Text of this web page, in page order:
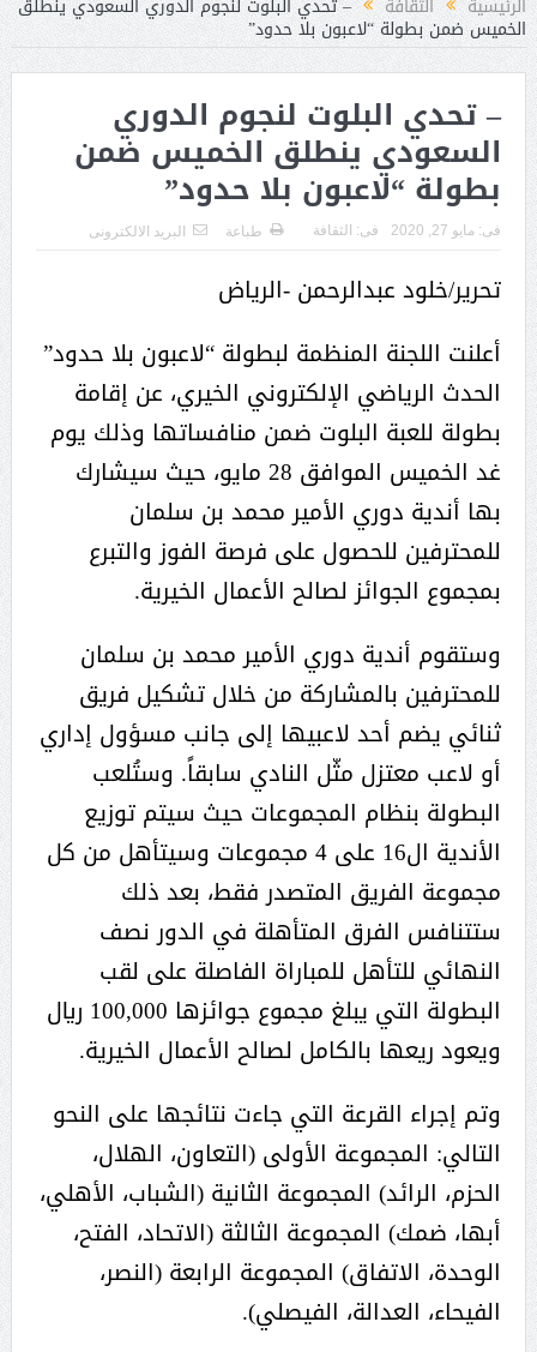
الخميس ضمن بطولة “لاعبون بلا حدود”
– تحدي البلوت لنجوم الدوري
السعودي ينطلق الخميس ضمن
بطولة “لاعبون بلا حدود”
فى: مايو 27, 2020 فى: الثقافة طباعة البريد الالكترونى
تحرير/خلود عبدالرحمن -الرياض
أعلنت اللجنة المنظمة لبطولة “لاعبون بلا حدود”
الحدث الرياضي الإلكتروني الخيري، عن إقامة
بطولة للعبة البلوت ضمن منافساتها وذلك يوم
غد الخميس الموافق 28 مايو، حيث سيشارك
بها أندية دوري الأمير محمد بن سلمان
للمحترفين للحصول على فرصة الفوز والتبرع
بمجموع الجوائز لصالح الأعمال الخيرية.
وستقوم أندية دوري الأمير محمد بن سلمان
للمحترفين بالمشاركة من خلال تشكيل فريق
ثنائي يضم أحد لاعبيها إلى جانب مسؤول إداري
أو لاعب معتزل مثّل النادي سابقاً. وستُلعب
البطولة بنظام المجموعات حيث سيتم توزيع
الأندية ال16 على 4 مجموعات وسيتأهل من كل
مجموعة الفريق المتصدر فقط، بعد ذلك
ستتنافس الفرق المتأهلة في الدور نصف
النهائي للتأهل للمباراة الفاصلة على لقب
البطولة التي يبلغ مجموع جوائزها 100,000 ريال
ويعود ريعها بالكامل لصالح الأعمال الخيرية.
وتم إجراء القرعة التي جاءت نتائجها على النحو
التالي: المجموعة الأولى (التعاون، الهلال،
الحزم، الرائد) المجموعة الثانية (الشباب، الأهلي،
أبها، ضمك) المجموعة الثالثة (الاتحاد، الفتح،
الوحدة، الاتفاق) المجموعة الرابعة (النصر،
الفيحاء، العدالة، الفيصلي).